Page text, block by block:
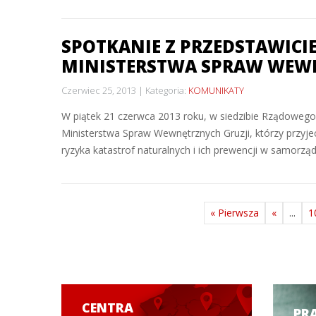
SPOTKANIE Z
MINISTERSTWA SPRAW
Czerwiec 25, 2013 Kategoria: KOMUNIKATY
W piątek 21 czerwca 2013 roku, w siedzibie
Ministerstwa Spraw Wewnętrznych Gruzji, którzy
ryzyka katastrof naturalnych i ich prewencji w
« Pierwsza « ...
CENTRA